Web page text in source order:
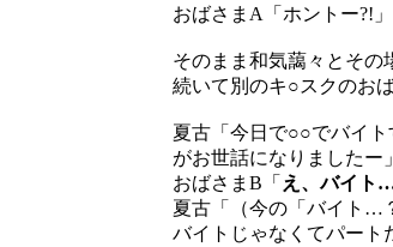
おばさまA「ホントー?!」
そのまま和気藹々とその
続いて別のキ○スクのお
夏古「今日で○○でバイ
がお世話になりましたー」
おばさまB「 え、バイト
夏古「（今の「バイト…
バイトじゃなくてパー